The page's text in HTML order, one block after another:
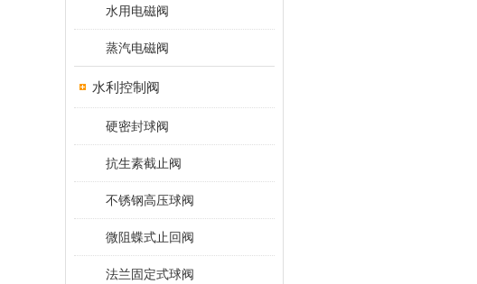
水用电磁阀
蒸汽电磁阀
水利控制阀
硬密封球阀
抗生素截止阀
不锈钢高压球阀
微阻蝶式止回阀
法兰固定式球阀